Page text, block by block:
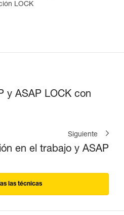
LOCK
y ASAP LOCK con
Siguiente
en el trabajo y ASAP
las técnicas